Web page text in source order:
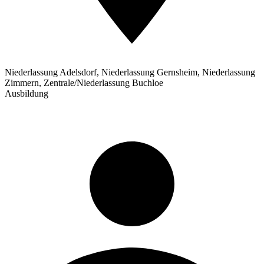
Niederlassung Adelsdorf, Niederlassung Gernsheim, Niederlassung
Zimmern, Zentrale/Niederlassung Buchloe
Ausbildung